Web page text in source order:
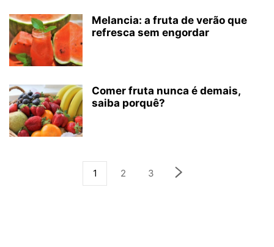
Melancia: a fruta de verão que
refresca sem engordar
Comer fruta nunca é demais,
saiba porquê?
1 2 3